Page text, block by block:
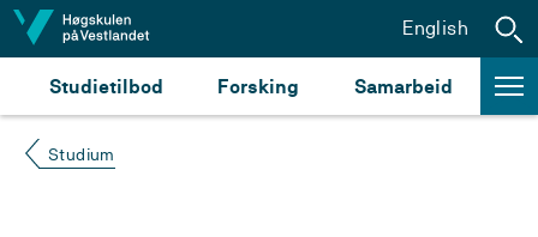
Hopp til innhald
Studietilbod Forsking Samarbeid
English
Studium